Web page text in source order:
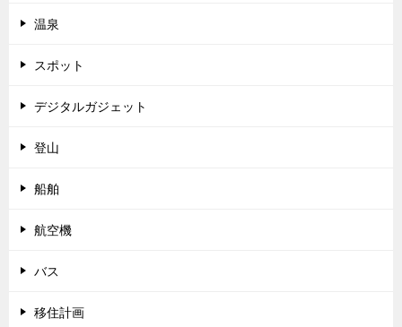
温泉
スポット
デジタルガジェット
登山
船舶
航空機
バス
移住計画